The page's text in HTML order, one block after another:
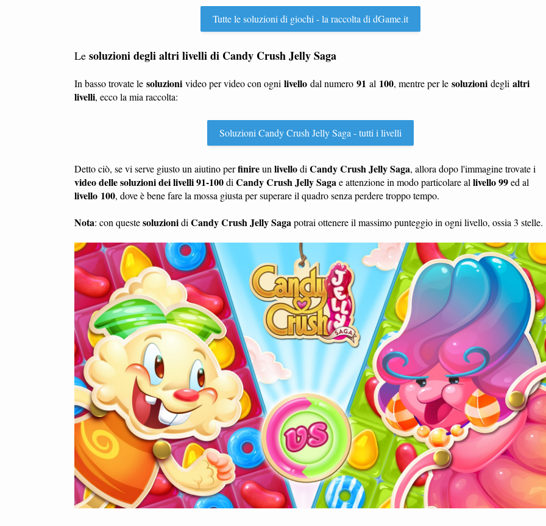
Tutte le soluzioni di giochi - la raccolta di dGame.it
Le soluzioni degli altri livelli di Candy Crush Jelly Saga
In basso trovate le soluzioni video per video con ogni livello dal numero 91 al 100, mentre per le soluzioni degli altri
livelli, ecco la mia raccolta:
Soluzioni Candy Crush Jelly Saga - tutti i livelli
Detto ciò, se vi serve giusto un aiutino perfinireun livellodi Candy Crush Jelly Saga, allora dopo l'immagine trovate i
video delle soluzioni dei livelli 91-100di Candy Crush Jelly Sagae attenzione in modo particolare al livello 99ed al
livello 100, dove è bene fare la mossa giusta per superare il quadro senza perdere troppo tempo.
Nota: con questesoluzionidi Candy Crush Jelly Sagapotrai ottenere il massimo punteggio in ogni livello, ossia 3 stelle.